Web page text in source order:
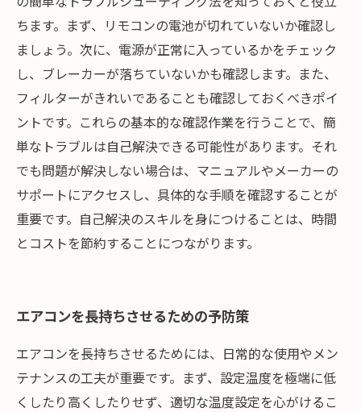
ちます。まず、リモコンの電池が切れていないか確認し
ましょう。次に、電源が正常に入っているかをチェック
し、ブレーカーが落ちていないかも確認します。また、
フィルターがきれいであることも確認しておくべきポイ
ントです。これらの基本的な確認作業を行うことで、簡
単なトラブルは自己解決できる可能性があります。それ
でも問題が解決しない場合は、マニュアルやメーカーの
サポートにアクセスし、具体的な手順を確認することが
重要です。自己解決のスキルを身につけることは、時間
とコストを節約することにつながります。
エアコンを長持ちさせるための予防策
エアコンを長持ちさせるためには、日常的な使用やメン
テナンスの工夫が重要です。まず、設定温度を極端に低
くしたり高くしたりせず、適切な温度設定を心がけるこ